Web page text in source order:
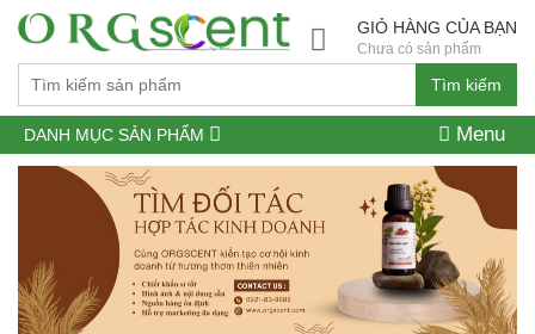
Tìm kiếm
GIỎ HÀNG CỦA BẠN
Chưa có sản phẩm
DANH MỤC SẢN PHẨM Menu